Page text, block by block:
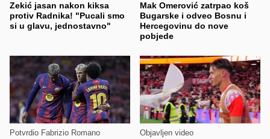
Zekić jasan nakon kiksa
protiv Radnika! "Pucali smo
si u glavu, jednostavno"
Mak Omerović zatrpao koš
Bugarske i odveo Bosnu i
Hercegovinu do nove
pobjede
Potvrdio Fabrizio Romano Objavljen video